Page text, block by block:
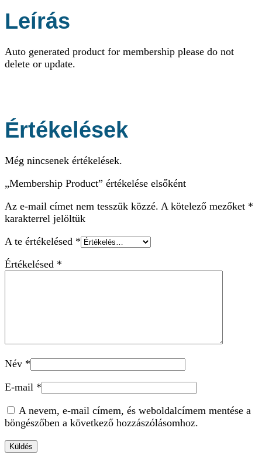
Leírás
Auto generated product for membership please do not
delete or update.
Értékelések
Még nincsenek értékelések.
„Membership Product” értékelése elsőként
Az e-mail címet nem tesszük közzé. A kötelező mezőket *
karakterrel jelöltük
A te értékelésed *
Értékelésed *
Név *
E-mail *
A nevem, e-mail címem, és weboldalcímem mentése a
böngészőben a következő hozzászólásomhoz.